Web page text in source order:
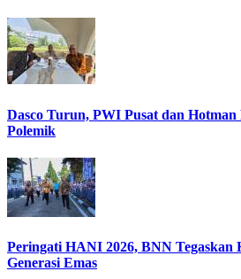
Dasco Turun, PWI Pusat dan
Polemik
Peringati HANI 2026, BNN Tegaskan
Generasi Emas